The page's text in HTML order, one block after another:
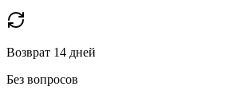
Возврат 14 дней
Без вопросов